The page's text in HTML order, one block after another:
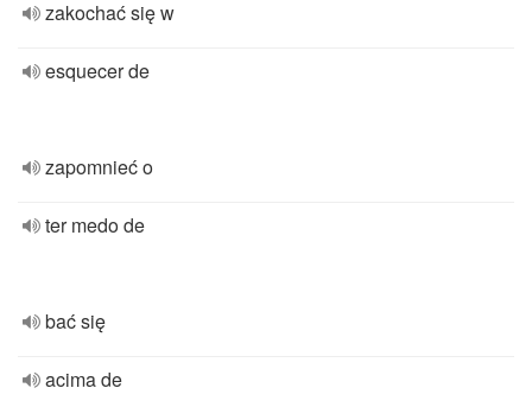
zakochać się w
esquecer de
zapomnieć o
ter medo de
bać się
acima de